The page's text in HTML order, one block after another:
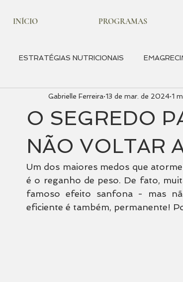
INÍCIO PROGRAMAS
ESTRATÉGIAS NUTRICIONAIS
SUPLEMENTAÇÃO HÁBITOS SAUDÁVEIS
O SEGREDO
NÃO VOLTAR
Gabrielle Ferreira 13 de mar. de 2024 1
Um dos maiores medos que
é o reganho de peso. De fato,
famoso efeito sanfona - mas
eficiente é também, permanente!